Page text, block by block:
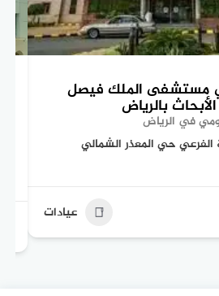
مستشفى الملك فيصل
بالرياض
في الرياض
حي المعذر الشمالي
عيادات